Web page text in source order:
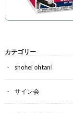
カテゴリー
shohei ohtani
サイン会